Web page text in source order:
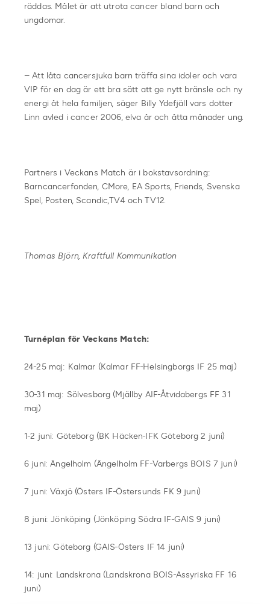
räddas. Målet är att utrota cancer bland barn och
ungdomar.
– Att låta cancersjuka barn träffa sina idoler och vara
VIP för en dag är ett bra sätt att ge nytt bränsle och ny
energi åt hela familjen, säger Billy Ydefjäll vars dotter
Linn avled i cancer 2006, elva år och åtta månader ung.
Partners i Veckans Match är i bokstavsordning:
Barncancerfonden, CMore, EA Sports, Friends, Svenska
Spel, Posten, Scandic,TV4 och TV12.
Thomas Björn, Kraftfull Kommunikation
Turnéplan för Veckans Match:
24-25 maj: Kalmar (Kalmar FF-Helsingborgs IF 25 maj)
30-31 maj: Sölvesborg (Mjällby AIF-Åtvidabergs FF 31
maj)
1-2 juni: Göteborg (BK Häcken-IFK Göteborg 2 juni)
6 juni: Ängelholm (Ängelholm FF-Varbergs BOIS 7 juni)
7 juni: Växjö (Östers IF-Östersunds FK 9 juni)
8 juni: Jönköping (Jönköping Södra IF-GAIS 9 juni)
13 juni: Göteborg (GAIS-Östers IF 14 juni)
14: juni: Landskrona (Landskrona BOIS-Assyriska FF 16
juni)